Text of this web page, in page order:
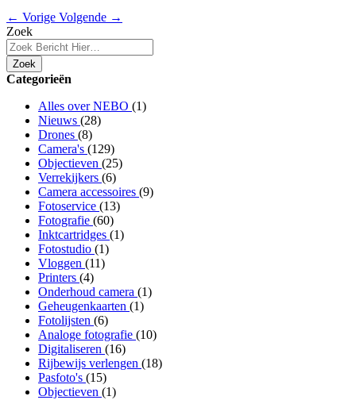
← Vorige Volgende →
Zoek
Zoek
Categorieën
Alles over NEBO (1)
Nieuws (28)
Drones (8)
Camera's (129)
Objectieven (25)
Verrekijkers (6)
Camera accessoires (9)
Fotoservice (13)
Fotografie (60)
Inktcartridges (1)
Fotostudio (1)
Vloggen (11)
Printers (4)
Onderhoud camera (1)
Geheugenkaarten (1)
Fotolijsten (6)
Analoge fotografie (10)
Digitaliseren (16)
Rijbewijs verlengen (18)
Pasfoto's (15)
Objectieven (1)